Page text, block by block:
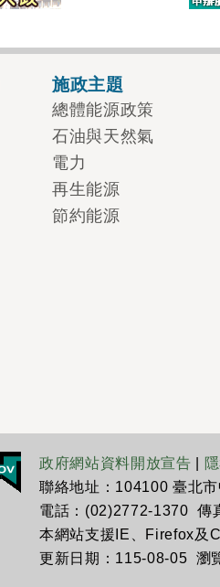
施政主題
總體能源政策
石油與天然氣
電力
再生能源
節約能源
政府網站資料開放宣告
聯絡地址：104100 臺北
電話：(02)2772-1370 傳
本網站支援IE、Firefox及
更新日期：115-08-05 瀏